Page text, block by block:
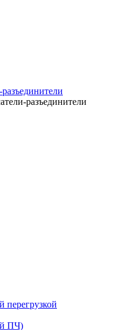
разъединители
перегрузкой
ПЧ)